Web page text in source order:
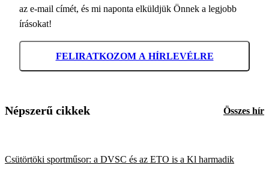
az e-mail címét, és mi naponta elküldjük Önnek a legjobb
írásokat!
FELIRATKOZOM A HÍRLEVÉLRE
Népszerű cikkek Összes hír
Csütörtöki sportműsor: a DVSC és az ETO is a Kl harmadik